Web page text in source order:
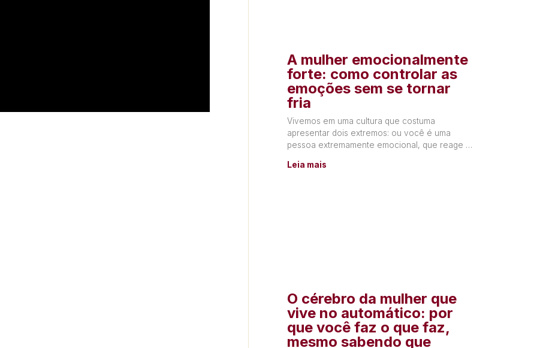
A mulher emocionalmente
forte: como controlar as
emoções sem se tornar
fria
Vivemos em uma cultura que costuma
apresentar dois extremos: ou você é uma
pessoa extremamente emocional, que reage a
Leia mais
O cérebro da mulher que
vive no automático: por
que você faz o que faz,
mesmo sabendo que